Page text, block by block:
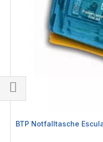
BTP
Einkaufsoptionen